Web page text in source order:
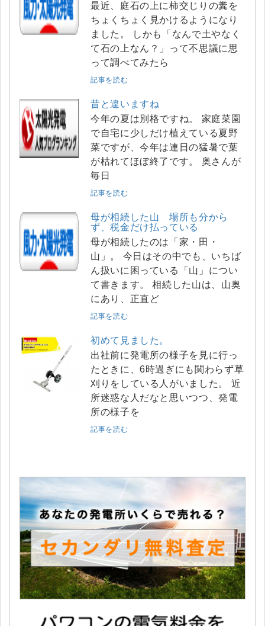
最近、庭石の上に柿交じりの糞を
ちょくちょく見かけるようになり
ました。 しかも「なんで土やなく
て石の上なん？」って不思議に思
って調べてみたら
記事を読む
昔と違いますね
今年の夏は別格ですね。 家庭菜園
で自宅に少しだけ植えている夏野
菜ですが、今年は連日の猛暑で葉
が枯れてほぼ終了です。 奥さんが
毎日
記事を読む
母が相続した山 場所も分から
ず、税金だけ払っている
母が相続したのは「家・田・
山」。 今日はその中でも、いちば
ん扱いに困っている「山」につい
て書きます。 相続した山は、山奥
にあり、正直ど
記事を読む
初めて見ました。
出社前に発電所の様子を見に行っ
たときに、6時過ぎにも関わらず草
刈りをしている人がいました。 近
所迷惑な人だなと思いつつ、発電
所の様子を
記事を読む